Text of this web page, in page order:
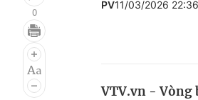
0
PV11/03/2026 22:36
VTV.vn - Vòng